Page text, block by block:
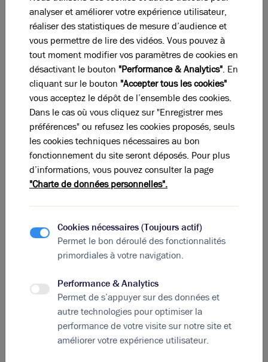
réservé aux entreprises coopératives car l’agencement
de l’intérieur a été pensé pour faciliter la collaboration.
Le programme Organdi quant à lui est un projet de
deux immeubles reliés par une passerelle, soit 14 200
m². Ils seront faits principalement de verre et de
béton. Les bâtiments prévus pour 2018 seront
labellisés BREAAM et certifiés HQE. Le centre
commercial du Carré de Soie était aussi un gros projet
d’investissement. Il a ouvert en 2009 avec une
cinquantaine de boutiques.
En peu de temps,le Carré de Soiea su se trouver une
place parmi les centres d’affaires de Lyon et
concurrencer les trois autres quartiers business de la
les sociétés et favoriser l’implantation d’entreprises.
La perle rare pour votreprojet immobilier
Ces offres peuvent vous intéresser
analyser et améliorer votre expérience utilisateur,
réaliser des statistiques de mesure d’audience et
vous permettre de lire des vidéos. Vous pouvez à
tout moment modifier vos paramètres de cookies en
désactivant le bouton "Performance & Analytics". En
cliquant sur le bouton "Accepter tous les cookies"
vous acceptez le dépôt de l’ensemble des cookies.
Dans le cas où vous cliquez sur "Enregistrer mes
préférences" ou refusez les cookies proposés, seuls
les cookies techniques nécessaires au bon
fonctionnement du site seront déposés. Pour plus
d’informations, vous pouvez consulter la page
"Charte de données personnelles".
Cookies nécessaires (Toujours actif)
Permet le bon déroulé des fonctionnalités
primordiales à votre navigation.
Performance & Analytics
Permet de s’appuyer sur des données et
autre technologies pour optimiser la
performance de votre visite sur notre site et
améliorer votre expérience utilisateur.